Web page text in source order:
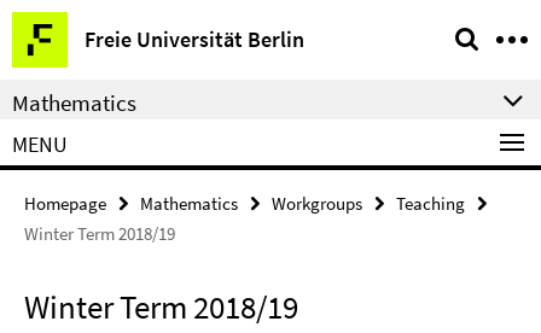
Springe
direkt
zu
Inhalt
Freie Universität Berlin
Service
Navigation
Mathematics
MENU
Homepage Mathematics Workgroups
Teaching
Winter Term 2018/19
Winter Term 2018/19